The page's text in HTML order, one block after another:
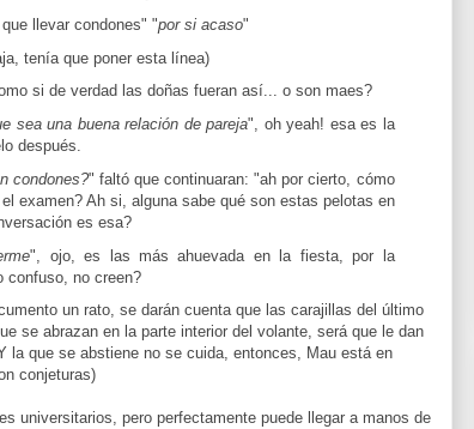
llevar condones" "por si acaso"
tenía que poner esta línea)
si de verdad las doñas fueran así... o son maes?
sea una buena relación de pareja", oh yeah! esa es la
después.
condones?" faltó que continuaran: "ah por cierto, cómo
examen? Ah si, alguna sabe qué son estas pelotas en
es esa?
", ojo, es las más ahuevada en la fiesta, por la
confuso, no creen?
un rato, se darán cuenta que las carajillas del último
se abrazan en la parte interior del volante, será que le dan
la que se abstiene no se cuida, entonces, Mau está en
conjeturas)
universitarios, pero perfectamente puede llegar a manos de